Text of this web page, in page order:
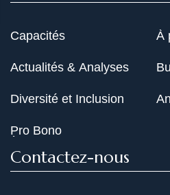
Capacités
Actualités & Analyses
Diversité et Inclusion
Pro Bono
À
Contactez-nous